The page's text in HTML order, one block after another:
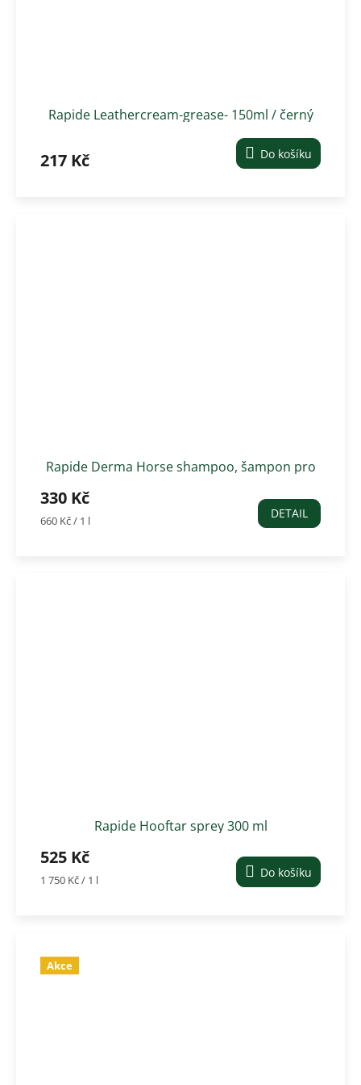
Rapide Leathercream-grease- 150ml / černý
217 Kč Do košíku
Rapide Derma Horse shampoo, šampon pro
330 Kč
Měrná
660 Kč / 1 l DETAIL
Rapide Hooftar sprey 300 ml
525 Kč
Měrná
1 750 Kč / 1 l Do košíku
Akce